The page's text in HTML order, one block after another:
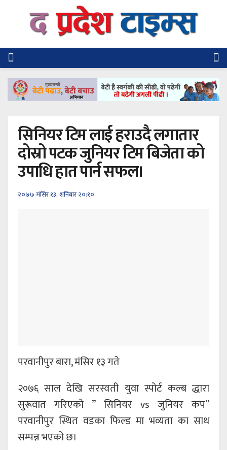
सिनियर टिम लाई हराउदै लगातार
दोस्रो पटक जुनियर टिम बिजेता को
उपाधि हात पार्न सफल।
२०७७ मंसिर १३, शनिबार २०:१०
परवानीपुर बारा, मंसिर १३ गते
२०७६ साल देखि सरस्वती युवा स्पोर्ट कल्ब द्धारा
सुरूवात गरिएको ” सिनियर vs जुनियर कप”
परवानीपुर स्थित वडका फिल्ड मा भव्यता का साथ
सम्पन्न भएको छ।